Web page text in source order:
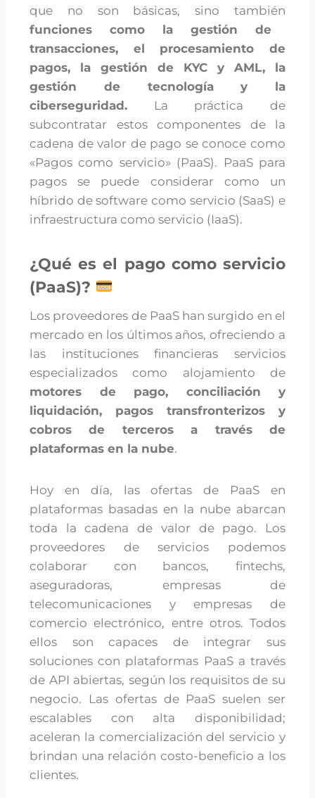
que no son básicas, sino también
funciones como la gestión de
transacciones, el procesamiento de
pagos, la gestión de KYC y AML, la
gestión de tecnología y la
ciberseguridad. La práctica de
subcontratar estos componentes de la
cadena de valor de pago se conoce como
«Pagos como servicio» (PaaS). PaaS para
pagos se puede considerar como un
híbrido de software como servicio (SaaS) e
infraestructura como servicio (IaaS).
¿Qué es el pago como servicio
(PaaS)?
Los proveedores de PaaS han surgido en el
mercado en los últimos años, ofreciendo a
las instituciones financieras servicios
especializados como alojamiento de
motores de pago, conciliación y
liquidación, pagos transfronterizos y
cobros de terceros a través de
plataformas en la nube.
Hoy en día, las ofertas de PaaS en
plataformas basadas en la nube abarcan
toda la cadena de valor de pago. Los
proveedores de servicios podemos
colaborar con bancos, fintechs,
aseguradoras, empresas de
telecomunicaciones y empresas de
comercio electrónico, entre otros. Todos
ellos son capaces de integrar sus
soluciones con plataformas PaaS a través
de API abiertas, según los requisitos de su
negocio. Las ofertas de PaaS suelen ser
escalables con alta disponibilidad;
aceleran la comercialización del servicio y
brindan una relación costo-beneficio a los
clientes.